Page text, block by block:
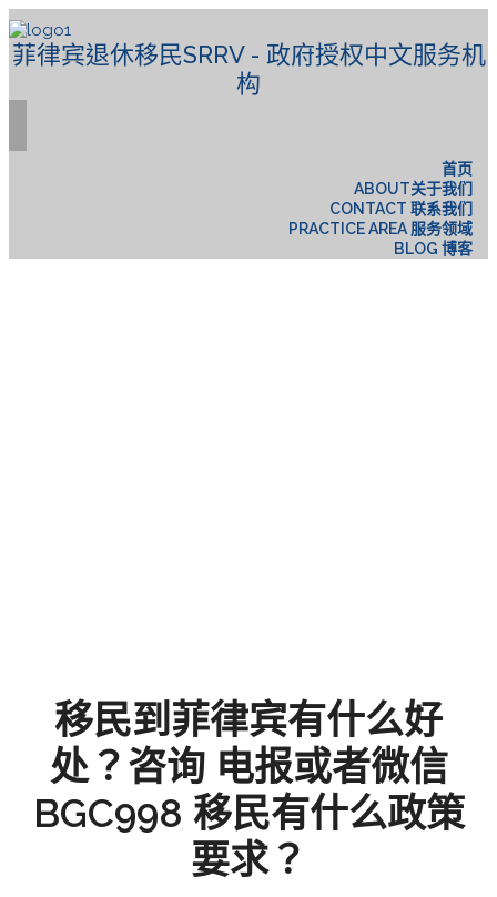
菲律宾退休移民SRRV - 政府授权中文服务机
构
首页
ABOUT关于我们
CONTACT 联系我们
PRACTICE AREA 服务领域
BLOG 博客
移民到菲律宾有什么好
处？咨询 电报或者微信
BGC998 移民有什么政策
要求？